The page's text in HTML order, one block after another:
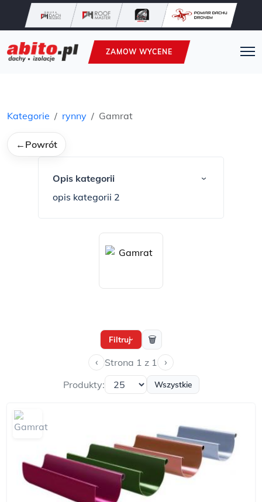
ZAMOW WYCENE
Kategorie rynny Gamrat
← Powrót
Opis kategorii ›
opis kategorii 2
Filtruj› 🗑
‹ Strona 1 z 1 ›
Produkty: Wszystkie